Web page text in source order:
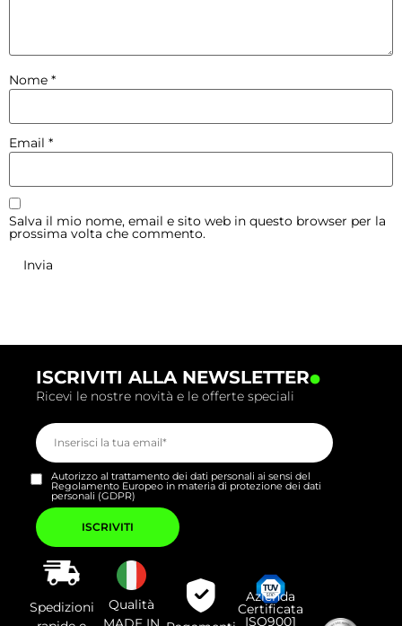
Nome *
Email *
Salva il mio nome, email e sito web in questo browser per la
prossima volta che commento.
ISCRIVITI ALLA NEWSLETTER.
Ricevi le nostre novità e le offerte speciali
Autorizzo al trattamento dei dati personali ai sensi del
Regolamento Europeo in materia di protezione dei dati
personali (GDPR)
Si
prega
di
lasciare
vuoto
questo
campo.
Spedizioni
Qualità
Azienda
Certificata
ISO9001